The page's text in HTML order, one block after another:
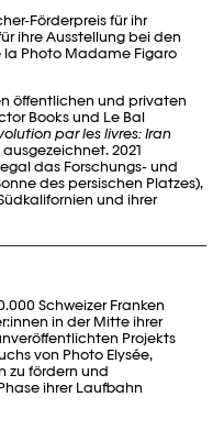
Förderpreis für ihr
ihre Ausstellung bei den
la Photo Madame Figaro
öffentlichen und privaten
Books und Le Bal
par les livres: Iran
2021
das Forschungs- und
des persischen Platzes),
und ihrer
Schweizer Franken
in der Mitte ihrer
Projekts
von Photo Elysée,
zu fördern und
ihrer Laufbahn